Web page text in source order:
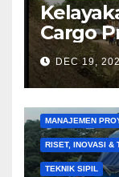
Cargo
DEC 19,
KONSTRUKSI
MANAJEMEN
RISET, INOVASI &
TEKNIK SIPIL